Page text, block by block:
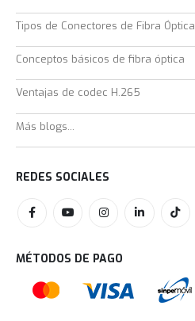
Tipos de Conectores de Fibra Óptica
Conceptos básicos de fibra óptica
Ventajas de codec H.265
Más blogs...
REDES SOCIALES
MÉTODOS DE PAGO